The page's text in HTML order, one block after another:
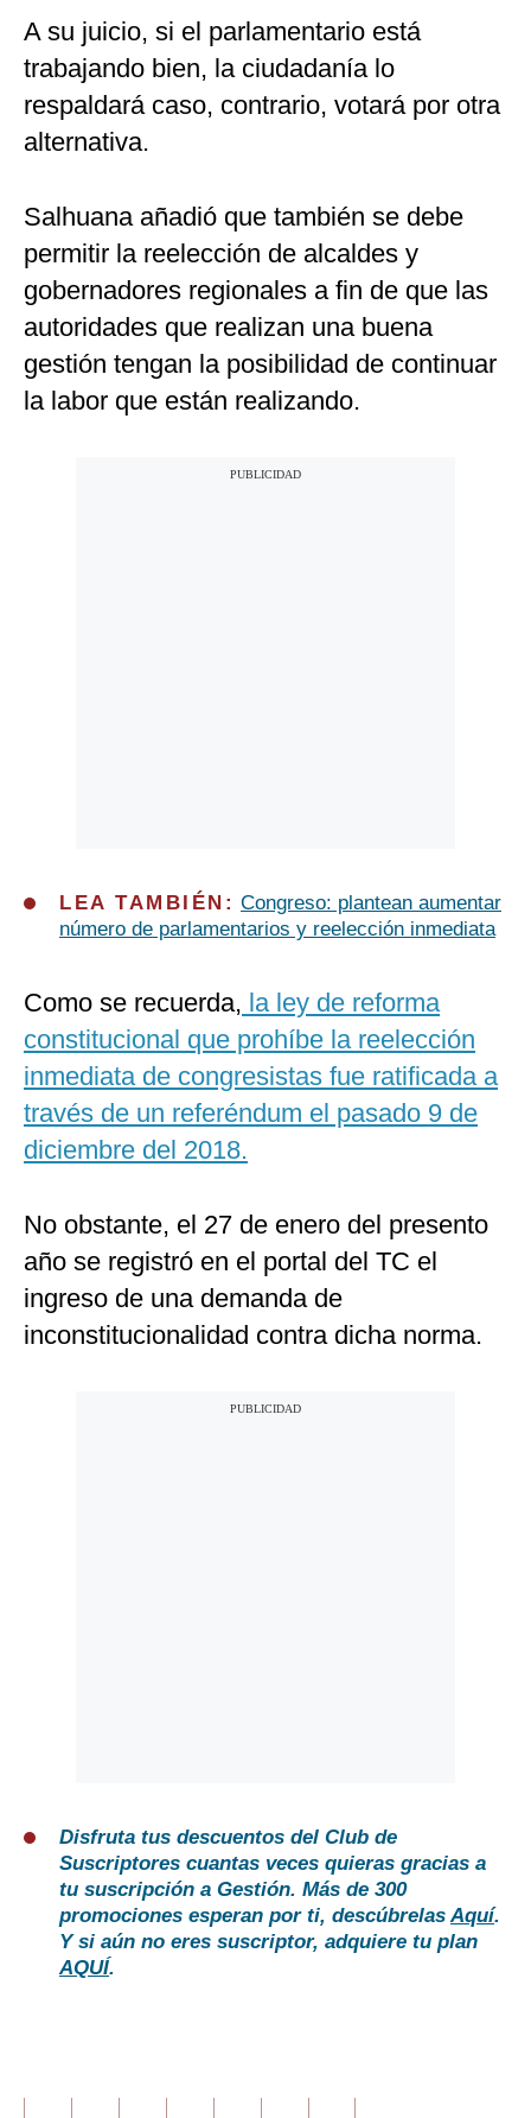
A su juicio, si el parlamentario está
trabajando bien, la ciudadanía lo
respaldará caso, contrario, votará por otra
alternativa.
Salhuana añadió que también se debe
permitir la reelección de alcaldes y
gobernadores regionales a fin de que las
autoridades que realizan una buena
gestión tengan la posibilidad de continuar
la labor que están realizando.
LEA TAMBIÉN: Congreso: plantean aumentar
número de parlamentarios y reelección inmediata
Como se recuerda, la ley de reforma
constitucional que prohíbe la reelección
inmediata de congresistas fue ratificada a
través de un referéndum el pasado 9 de
diciembre del 2018.
No obstante, el 27 de enero del presento
año se registró en el portal del TC el
ingreso de una demanda de
inconstitucionalidad contra dicha norma.
Disfruta tus descuentos del Club de
Suscriptores cuantas veces quieras gracias a
tu suscripción a Gestión. Más de 300
promociones esperan por ti, descúbrelasAquí.
Y si aún no eres suscriptor, adquiere tu plan
AQUÍ.